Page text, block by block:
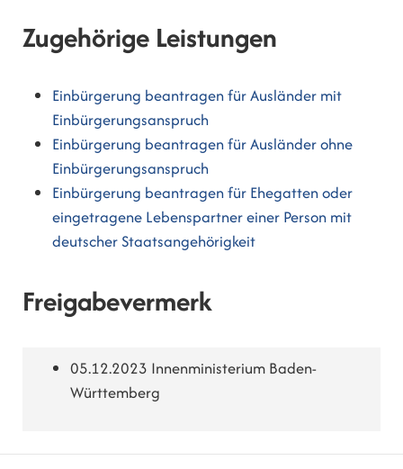
Zugehörige Leistungen
Einbürgerung beantragen für Ausländer mit
Einbürgerungsanspruch
Einbürgerung beantragen für Ausländer ohne
Einbürgerungsanspruch
Einbürgerung beantragen für Ehegatten oder
eingetragene Lebenspartner einer Person mit
deutscher Staatsangehörigkeit
Freigabevermerk
05.12.2023 Innenministerium Baden-
Württemberg